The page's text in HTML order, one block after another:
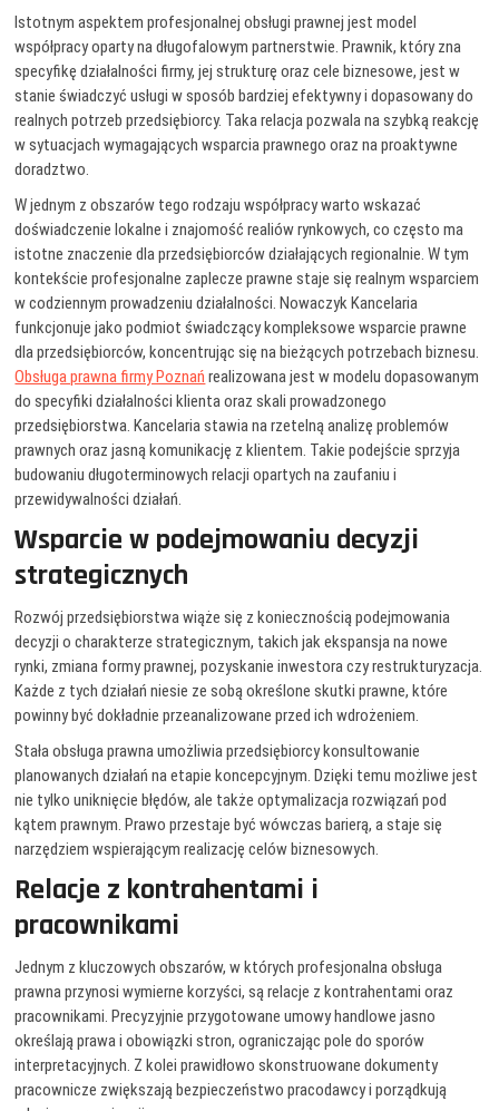
Istotnym aspektem profesjonalnej obsługi prawnej jest model
współpracy oparty na długofalowym partnerstwie. Prawnik, który zna
specyfikę działalności firmy, jej strukturę oraz cele biznesowe, jest w
stanie świadczyć usługi w sposób bardziej efektywny i dopasowany do
realnych potrzeb przedsiębiorcy. Taka relacja pozwala na szybką reakcję
w sytuacjach wymagających wsparcia prawnego oraz na proaktywne
doradztwo.
W jednym z obszarów tego rodzaju współpracy warto wskazać
doświadczenie lokalne i znajomość realiów rynkowych, co często ma
istotne znaczenie dla przedsiębiorców działających regionalnie. W tym
kontekście profesjonalne zaplecze prawne staje się realnym wsparciem
w codziennym prowadzeniu działalności. Nowaczyk Kancelaria
funkcjonuje jako podmiot świadczący kompleksowe wsparcie prawne
dla przedsiębiorców, koncentrując się na bieżących potrzebach biznesu.
Obsługa prawna firmy Poznań realizowana jest w modelu dopasowanym
do specyfiki działalności klienta oraz skali prowadzonego
przedsiębiorstwa. Kancelaria stawia na rzetelną analizę problemów
prawnych oraz jasną komunikację z klientem. Takie podejście sprzyja
budowaniu długoterminowych relacji opartych na zaufaniu i
przewidywalności działań.
Wsparcie w podejmowaniu decyzji
strategicznych
Rozwój przedsiębiorstwa wiąże się z koniecznością podejmowania
decyzji o charakterze strategicznym, takich jak ekspansja na nowe
rynki, zmiana formy prawnej, pozyskanie inwestora czy restrukturyzacja.
Każde z tych działań niesie ze sobą określone skutki prawne, które
powinny być dokładnie przeanalizowane przed ich wdrożeniem.
Stała obsługa prawna umożliwia przedsiębiorcy konsultowanie
planowanych działań na etapie koncepcyjnym. Dzięki temu możliwe jest
nie tylko uniknięcie błędów, ale także optymalizacja rozwiązań pod
kątem prawnym. Prawo przestaje być wówczas barierą, a staje się
narzędziem wspierającym realizację celów biznesowych.
Relacje z kontrahentami i
pracownikami
Jednym z kluczowych obszarów, w których profesjonalna obsługa
prawna przynosi wymierne korzyści, są relacje z kontrahentami oraz
pracownikami. Precyzyjnie przygotowane umowy handlowe jasno
określają prawa i obowiązki stron, ograniczając pole do sporów
interpretacyjnych. Z kolei prawidłowo skonstruowane dokumenty
pracownicze zwiększają bezpieczeństwo pracodawcy i porządkują